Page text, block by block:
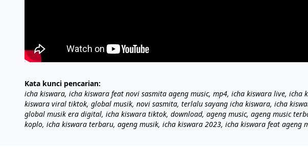
Kata kunci pencarian:
icha kiswara, icha kiswara feat novi sasmita ageng music, mp4, icha kiswara live, icha
kiswara viral tiktok, global musik, novi sasmita, terlalu sayang icha kiswara, icha
global musik era digital, icha kiswara tiktok, download, ageng music, ageng music
koplo, icha kiswara terbaru, ageng musik, icha kiswara 2023, icha kiswara feat ageng